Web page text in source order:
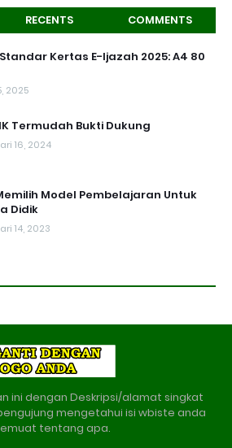
RECENTS COMMENTS
Kertas E-Ijazah 2025: A4 80
2025
Termudah Bukti Dukung
16, 2024
Model Pembelajaran Untuk
Didik
14, 2023
ini dengan Deskripsi/alamat singkat
mengetahui isi wbiste anda
tentang apa.